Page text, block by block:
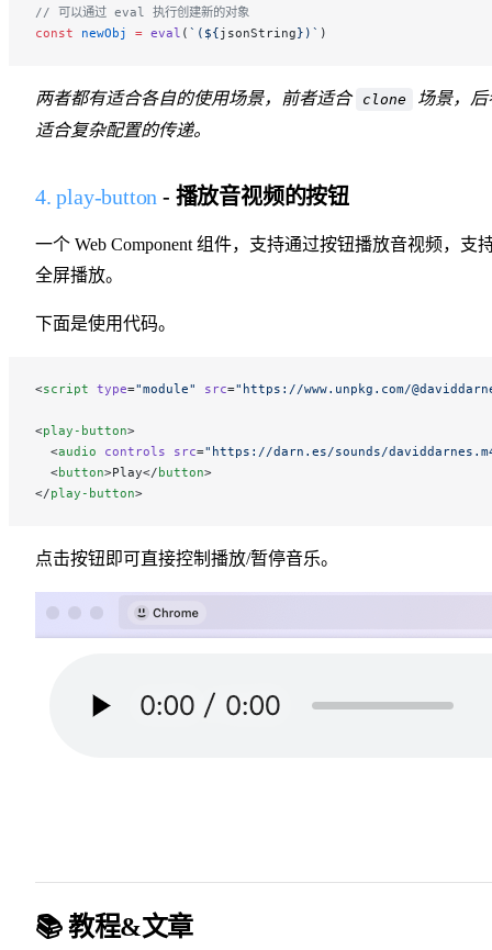
// 可以通过 eval 执行创建新的对象
const newObj = eval ( `(${jsonString})` )
两者都有适合各自的使用场景，前者适合 clone
场景，后
适合复杂配置的传递。
4. play-button - 播放音视频的按钮
一个 Web Component 组件，支持通过按钮播放音视频，支
全屏播放。
下面是使用代码。
<script type="module" src="https://www.unpkg.com/
<play-button>
  <
audio controls src="https://darn.es/sounds/
  <
button>Play</ button>
</play-button>
点击按钮即可直接控制播放/暂停音乐。
📚 教程&文章